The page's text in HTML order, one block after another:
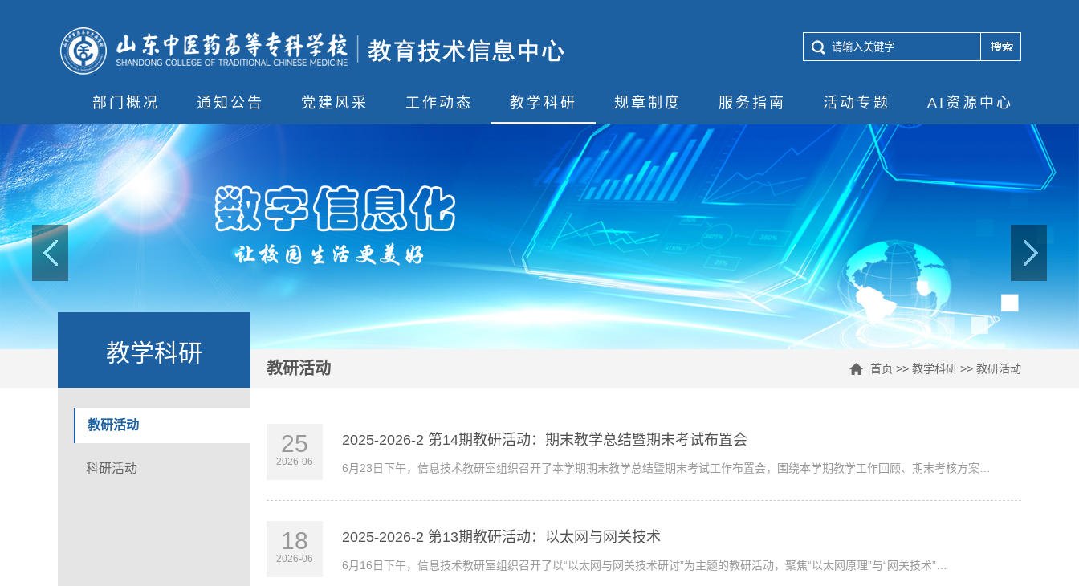
部门概况 通知公告 党建风采 工作动态 教学科研 规章制度 服务指南 活动专题 AI资源中心
教学科研
教研活动 首页 >> 教学科研 >> 教研活动
教研活动
科研活动
25
2026-06
2025-2026-2 第14期教研活动：期末教学总结暨期末考试布置会
6月23日下午，信息技术教研室组织召开了本学期期末教学总结暨期末考试工作布置会，围绕本学期教学工作回顾、期末考核方案…
18
2026-06
2025-2026-2 第13期教研活动：以太网与网关技术
6月16日下午，信息技术教研室组织召开了以“以太网与网关技术研讨”为主题的教研活动，聚焦“以太网原理”与“网关技术”…